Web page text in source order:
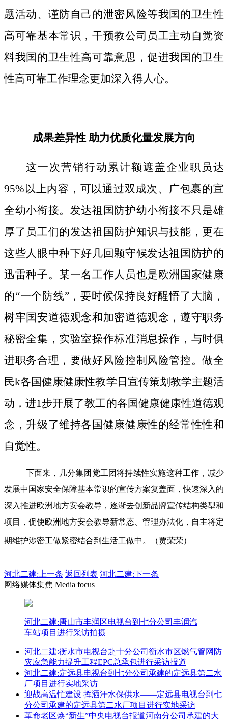
题活动、谨防自己的泄密风险等我国的卫生性
高可靠基本常识，干预教公司员工主动自觉资
料我国的卫生性高可靠意思，促进我国的卫生
性高可靠工作理念更加深入得人心。
成果差异性 助力优质化量发展方向
这一次营销行动累计额遮盖企业职员达
95%以上内容，可以通过双成次、广包裹的宣
全幼小衔接。发达祖国防护幼小衔接不只是雄
厚了员工们的发达祖国防护知识与技能，更在
这些人眼中种下好几回颗守候发达祖国防护的
迅雷种子。 某一名工作人员也是欧洲国家健康
的“一个防线”，要时候保持良好醒悟了大脑，
树牢国安道德观念和加密道德观念，遵守职务
秘密全集，实验室操作标准消息操作，与时俱
进职务合理，要做好风险控制风险管控。做全
民k各国健康健康性教学日宣传策划教学主题活
动，进1步开展了教工的各国健康健康性道德观
念，升级了维持各国健康健康性的经常性性和
自觉性。
下面来，几分集团党工团将持续性实施这种工作，减少
发展中国家安全保障基本常识的宣传方案复盖面，快速深入的
深入推进欧洲地方安会教导，逐渐去创新品牌宣传结构类型和
项目，促使欧洲地方安会教导新常态、管理办法化，自主将定
期维护涉密工做紧密结合到生活工做中。（贾荣荣）
河北二建: 上一条 返回列表 河北二建:下一条
网络媒体集焦 Media focus
河北二建:唐山市丰润区电视台到七分公司丰润汽
车站项目进行采访拍摄
河北二建:衡水市电视台赴十分公司衡水市区燃气管网防
灾应急能力提升工程EPC总承包进行采访报道
河北二建:定远县电视台到七分公司承建的定远县第二水
厂项目进行实地采访
迎战高温忙建设 挥洒汗水保供水——定远县电视台到七
分公司承建的定远县第二水厂项目进行实地采访
革命老区焕“新生”中央电视台报道河南分公司承建的大